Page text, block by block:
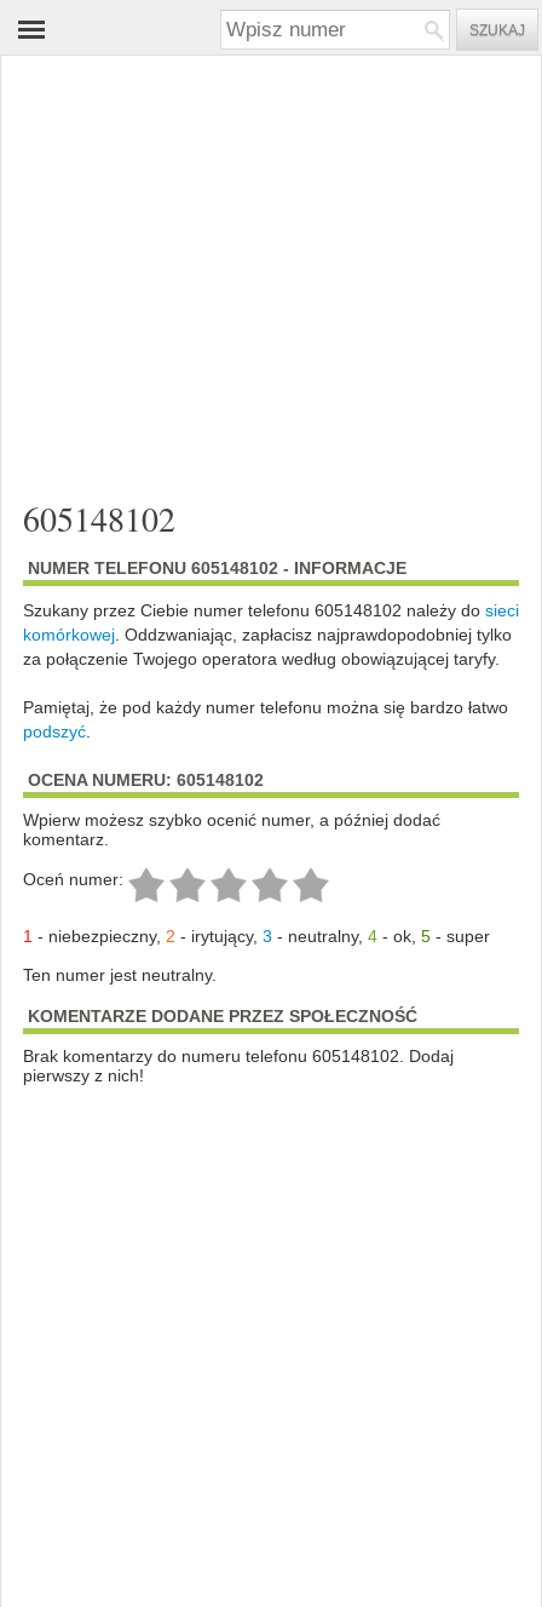
605148102
NUMER TELEFONU 605148102 - INFORMACJE
Szukany przez Ciebie numer telefonu 605148102 należy do sieci
komórkowej. Oddzwaniając, zapłacisz najprawdopodobniej tylko
za połączenie Twojego operatora według obowiązującej taryfy.
Pamiętaj, że pod każdy numer telefonu można się bardzo łatwo
podszyć.
OCENA NUMERU: 605148102
Wpierw możesz szybko ocenić numer, a później dodać
komentarz.
Oceń numer:
1 - niebezpieczny, 2 - irytujący, 3 - neutralny, 4- ok, 5- super
Ten numer jest neutralny.
KOMENTARZE DODANE PRZEZ SPOŁECZNOŚĆ
Brak komentarzy do numeru telefonu 605148102. Dodaj
pierwszy z nich!